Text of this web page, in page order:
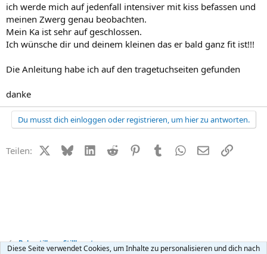
ich werde mich auf jedenfall intensiver mit kiss befassen und
meinen Zwerg genau beobachten.
Mein Ka ist sehr auf geschlossen.
Ich wünsche dir und deinem kleinen das er bald ganz fit ist!!!
Die Anleitung habe ich auf den tragetuchseiten gefunden
danke
Du musst dich einloggen oder registrieren, um hier zu antworten.
Teilen: X (Twitter)
BlueskyLinkedIn
Reddit PinterestTumblr WhatsApp
E-MailLink
Baby stillen + Stillberatung
Diese Seite verwendet Cookies, um Inhalte zu personalisieren und dich nach